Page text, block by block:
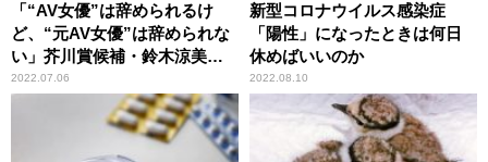
「“AV女優”は辞められるけ
ど、“元AV女優”は辞められな
い」芥川賞候補・鈴木涼美が
経験から考える「AV新法」
2022.07.06
新型コロナウイルス感染症
「陽性」になったときは何日
休めばいいのか
2022.08.10